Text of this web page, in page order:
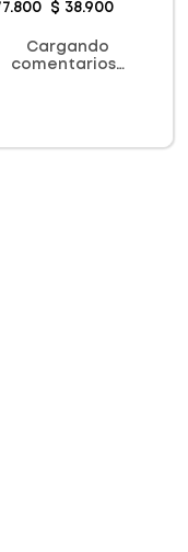
.800 $ 38.900
Cargando
comentarios…